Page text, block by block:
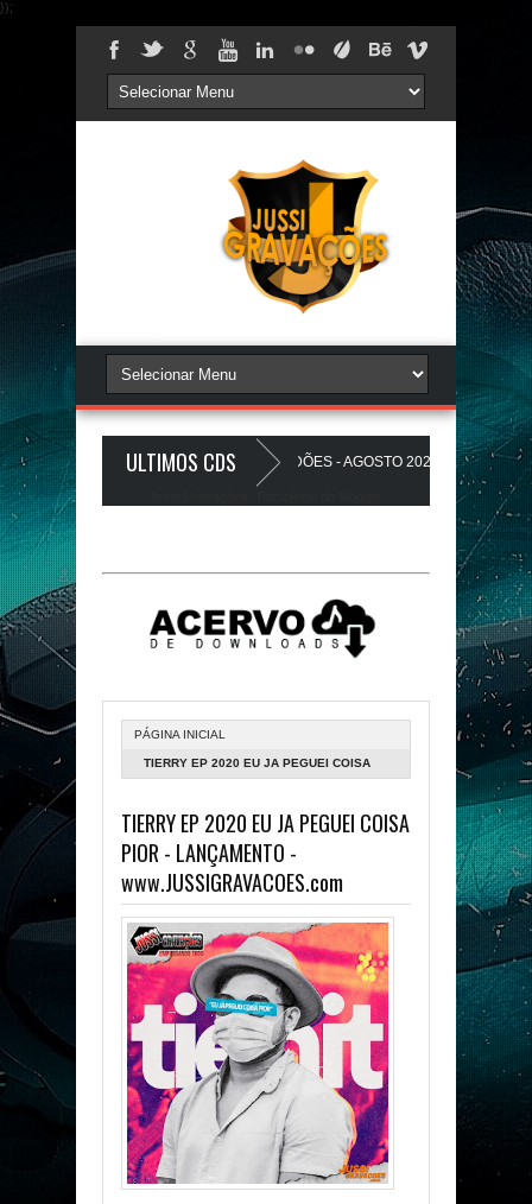
});
ULTIMOS CDS
17.0 - A PLAYLIST DOS PAREDÕES - AGOSTO 2026 - O ZeRo Um é
A Favela Ta Gostosa 5.0 - LANÇAMENTO - JUSSIGRAVACOES.com
PÁGINA INICIAL
TIERRY EP 2020 EU JA PEGUEI COISA
WWW.JUSSIGRAVACOES.COM
TIERRY EP 2020 EU JA PEGUEI COISA
PIOR - LANÇAMENTO -
www.JUSSIGRAVACOES.com